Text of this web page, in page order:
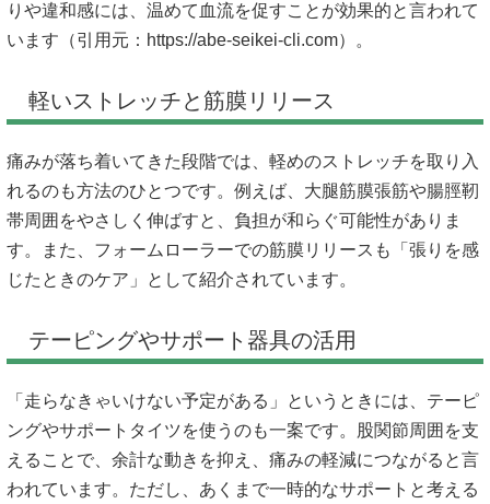
りや違和感には、温めて血流を促すことが効果的と言われて
います（引用元： https://abe-seikei-cli.com）。
軽いストレッチと筋膜リリース
痛みが落ち着いてきた段階では、軽めのストレッチを取り入
れるのも方法のひとつです。例えば、大腿筋膜張筋や腸脛靭
帯周囲をやさしく伸ばすと、負担が和らぐ可能性がありま
す。また、フォームローラーでの筋膜リリースも「張りを感
じたときのケア」として紹介されています。
テーピングやサポート器具の活用
「走らなきゃいけない予定がある」というときには、テーピ
ングやサポートタイツを使うのも一案です。股関節周囲を支
えることで、余計な動きを抑え、痛みの軽減につながると言
われています。ただし、あくまで一時的なサポートと考える